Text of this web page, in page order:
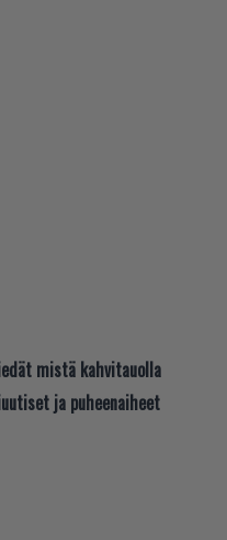
mistä kahvitauolla
ja puheenaiheet